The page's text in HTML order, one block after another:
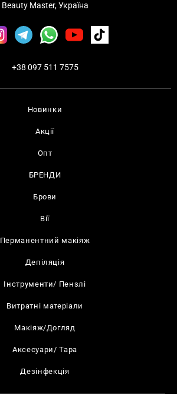
Новинки
Акції
Опт
БРЕНДИ
Брови
Вії
Перманентний макіяж
Депіляція
Інструменти/ Пензлі
Витратні матеріали
Макіяж/Догляд
Аксесуари/ Тара
Дезінфекція
Beauty Master, Україна
+38 097 511 7575